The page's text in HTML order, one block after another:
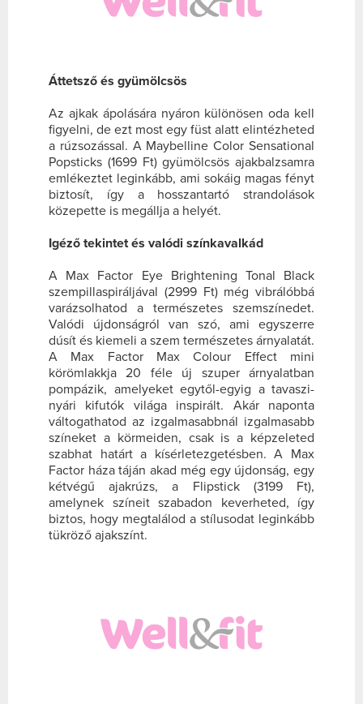
Áttetsző és gyümölcsös
Az ajkak ápolására nyáron különösen oda kell
figyelni, de ezt most egy füst alatt elintézheted
a rúzsozással. A Maybelline Color Sensational
Popsticks (1699 Ft) gyümölcsös ajakbalzsamra
emlékeztet leginkább, ami sokáig magas fényt
biztosít, így a hosszantartó strandolások
közepette is megállja a helyét.
Igéző tekintet és valódi színkavalkád
A Max Factor Eye Brightening Tonal Black
szempillaspiráljával (2999 Ft) még vibrálóbbá
varázsolhatod a természetes szemszínedet.
Valódi újdonságról van szó, ami egyszerre
dúsít és kiemeli a szem természetes árnyalatát.
A Max Factor Max Colour Effect mini
körömlakkja 20 féle új szuper árnyalatban
pompázik, amelyeket egytől-egyig a tavaszi-
nyári kifutók világa inspirált. Akár naponta
váltogathatod az izgalmasabbnál izgalmasabb
színeket a körmeiden, csak is a képzeleted
szabhat határt a kísérletezgetésben. A Max
Factor háza táján akad még egy újdonság, egy
kétvégű ajakrúzs, a Flipstick (3199 Ft),
amelynek színeit szabadon keverheted, így
biztos, hogy megtalálod a stílusodat leginkább
tükröző ajakszínt.